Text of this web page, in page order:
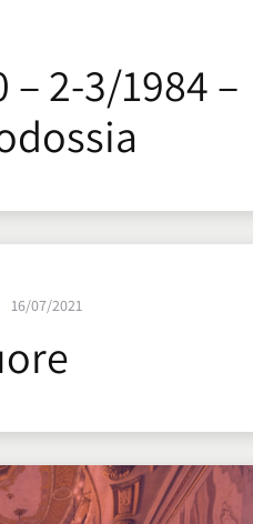
– 2-3/1984 –
16/07/2021